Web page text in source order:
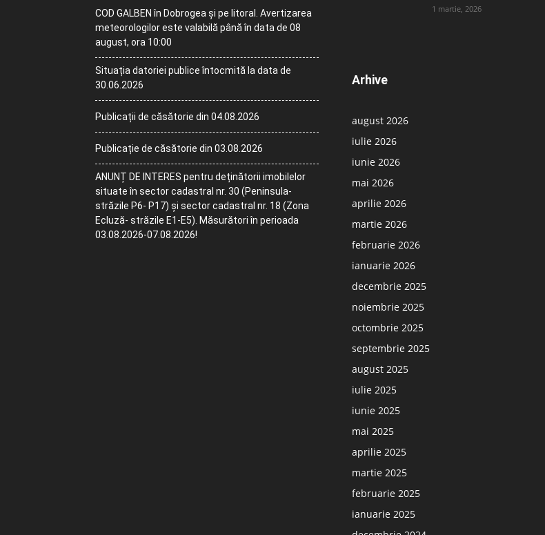
COD GALBEN în Dobrogea și pe litoral. Avertizarea
meteorologilor este valabilă până în data de 08
august, ora 10:00
Situația datoriei publice întocmită la data de
30.06.2026
Publicații de căsătorie din 04.08.2026
Publicație de căsătorie din 03.08.2026
ANUNȚ DE INTERES pentru deținătorii imobilelor
situate în sector cadastral nr. 30 (Peninsula-
străzile P6- P17) și sector cadastral nr. 18 (Zona
Ecluză- străzile E1-E5). Măsurători în perioada
03.08.2026-07.08.2026!
1 martie, 2026
Arhive
august 2026
iulie 2026
iunie 2026
mai 2026
aprilie 2026
martie 2026
februarie 2026
ianuarie 2026
decembrie 2025
noiembrie 2025
octombrie 2025
septembrie 2025
august 2025
iulie 2025
iunie 2025
mai 2025
aprilie 2025
martie 2025
februarie 2025
ianuarie 2025